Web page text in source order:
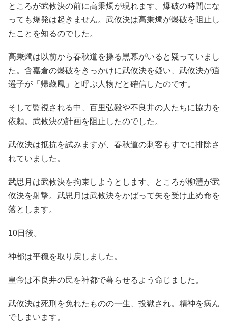
ところが武攸決の前に高秉燭が現れます。爆破の時間にな
っても爆発は起きません。武攸決は高秉燭が爆破を阻止し
たことを知るのでした。
高秉燭は以前から春秋道を操る黒幕がいると疑っていまし
た。含嘉倉の爆破をきっかけに武攸決を疑い、武攸決が逍
遥子が「帰藏鳳」と呼ぶ人物だと確信したのです。
そして監視される中、百里弘毅や不良井の人たちに協力を
依頼。武攸決の計画を阻止したのでした。
武攸決は抵抗を試みますが、春秋道の刺客もすでに排除さ
れていました。
武思月は武攸決を拘束しようとします。ところが柳灃が武
攸決を射撃。武思月は武攸決をかばって矢を受け止め命を
落とします。
10日後。
神都は平穏を取り戻しました。
皇帝は不良井の民を神都で暮らせるよう命じました。
武攸決は死刑を免れたものの一生、投獄され。精神を病ん
でしまいます。